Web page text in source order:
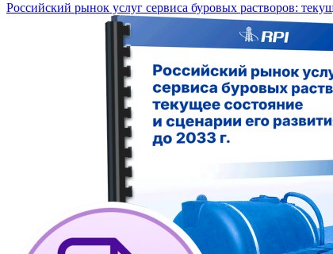
Российский рынок услуг сервиса буровых растворов: